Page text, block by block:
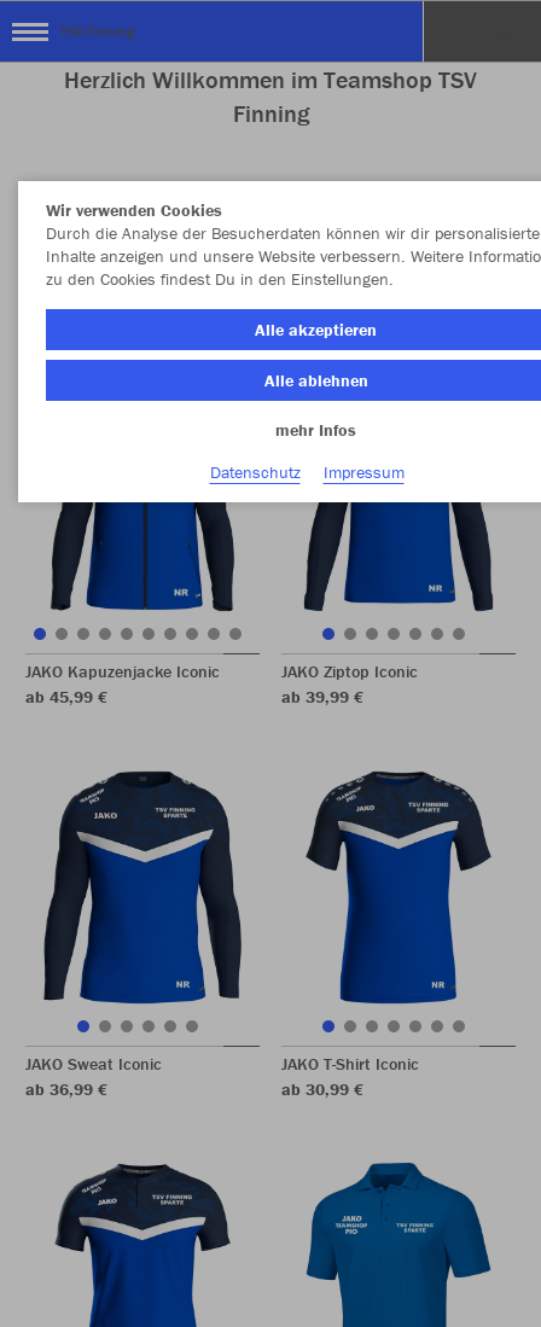
TSV Finning
Herzlich Willkommen im Teamshop TSV
Finning
Nachhaltig Farbe
JAKO Kapuzenjacke Iconic
ab 45,99 €
JAKO Ziptop Iconic
ab 39,99 €
JAKO Sweat Iconic
ab 36,99 €
JAKO T-Shirt Iconic
ab 30,99 €
Wir verwenden Cookies
Durch die Analyse der Besucherdaten können wir dir personalisierte
Inhalte anzeigen und unsere Website verbessern. Weitere
zu den Cookies findest Du in den Einstellungen.
Alle akzeptieren
Alle ablehnen
mehr Infos
Datenschutz
Impressum